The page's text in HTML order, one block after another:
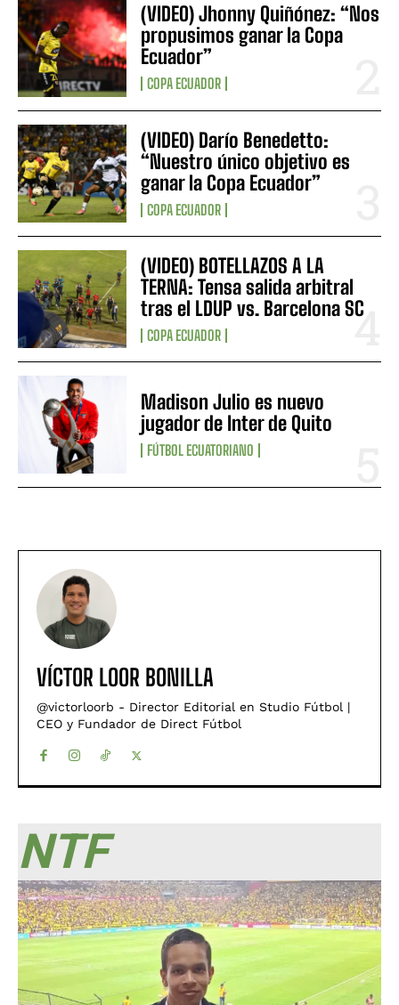
(VIDEO) Jhonny Quiñónez: “Nos
propusimos ganar la Copa
Ecuador”
COPA ECUADOR
(VIDEO) Darío Benedetto:
“Nuestro único objetivo es
ganar la Copa Ecuador”
COPA ECUADOR
(VIDEO) BOTELLAZOS A LA
TERNA: Tensa salida arbitral
tras el LDUP vs. Barcelona SC
COPA ECUADOR
Madison Julio es nuevo
jugador de Inter de Quito
FÚTBOL ECUATORIANO
VÍCTOR LOOR BONILLA
@victorloorb - Director Editorial en Studio Fútbol |
CEO y Fundador de Direct Fútbol
NTF